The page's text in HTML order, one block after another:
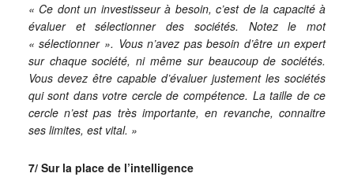
« Ce dont un investisseur à besoin, c’est de la capacité à
évaluer et sélectionner des sociétés. Notez le mot
« sélectionner ». Vous n’avez pas besoin d’être un expert
sur chaque société, ni même sur beaucoup de sociétés.
Vous devez être capable d’évaluer justement les sociétés
qui sont dans votre cercle de compétence. La taille de ce
cercle n’est pas très importante, en revanche, connaitre
ses limites, est vital. »
7/ Sur la place de l’intelligence